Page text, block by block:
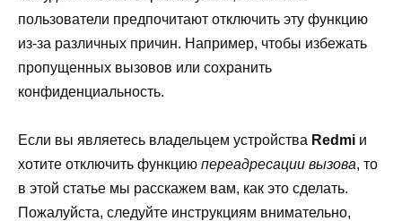
пользователи предпочитают отключить эту функцию
из-за различных причин. Например, чтобы избежать
пропущенных вызовов или сохранить
конфиденциальность.
Если вы являетесь владельцем устройства Redmi и
хотите отключить функцию переадресации вызова, то
в этой статье мы расскажем вам, как это сделать.
Пожалуйста, следуйте инструкциям внимательно,